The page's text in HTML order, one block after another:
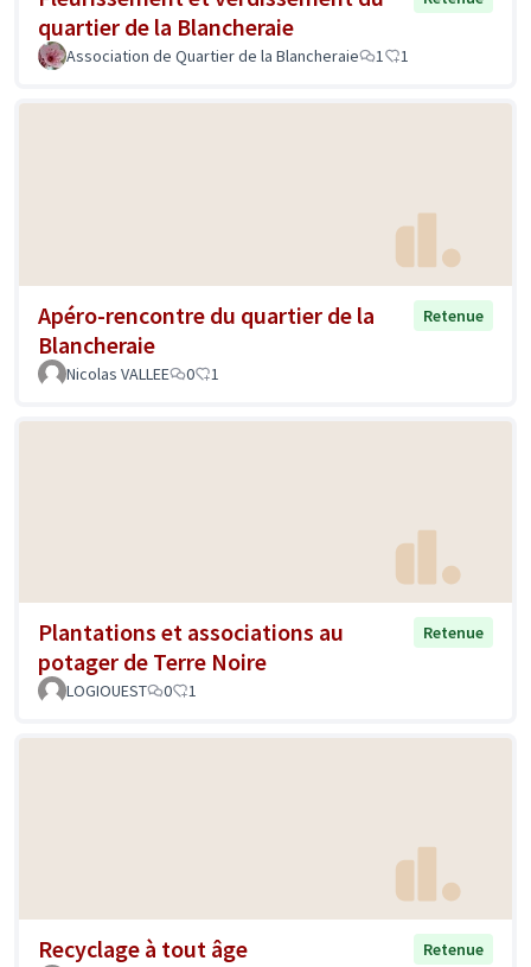
quartier de la Blancheraie
Association de Quartier de la Blancheraie 1 1
Apéro-rencontre du quartier de la
Blancheraie
Retenue
Nicolas VALLEE 0 1
Plantations et associations au
potager de Terre Noire
Retenue
LOGIOUEST 0 1
Recyclage à tout âge Retenue